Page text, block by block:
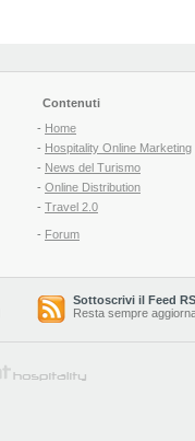
Contenuti
- Home
- Hospitality Online Marketing
- News del Turismo
- Online Distribution
- Travel 2.0
- Forum
Sottoscrivi il Feed
Resta sempre